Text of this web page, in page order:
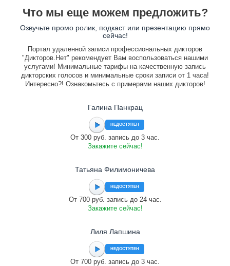
Что мы еще можем предложить?
Озвучьте промо ролик, подкаст или презентацию прямо
сейчас!
Портал удаленной записи профессиональных дикторов
"Дикторов.Нет" рекомендует Вам воспользоваться нашими
услугами! Минимальные тарифы на качественную запись
дикторских голосов и минимальные сроки записи от 1 часа!
Интересно?! Ознакомьтесь с примерами наших дикторов!
Галина Панкрац
НЕДОСТУПЕН
От 300 руб. запись до 3 час.
Закажите сейчас!
Татьяна Филимоничева
НЕДОСТУПЕН
От 700 руб. запись до 24 час.
Закажите сейчас!
Лиля Лапшина
НЕДОСТУПЕН
От 700 руб. запись до 3 час.